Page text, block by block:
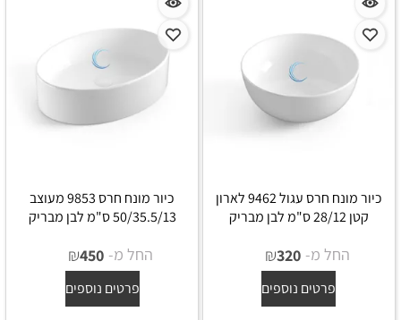
כיור מונח חרס עגול 9462 לארון
קטן 28/12 ס"מ לבן מבריק
החל מ- ₪320
פרטים נוספים
כיור מונח חרס 9853 מעוצב
50/35.5/13 ס"מ לבן מבריק
החל מ- ₪450
פרטים נוספים